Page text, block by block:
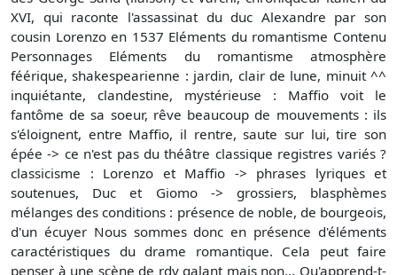
XVI, qui raconte l'assassinat du duc Alexandre par son
cousin Lorenzo en 1537 Eléments du romantisme Contenu
Personnages Eléments du romantisme atmosphère
féérique, shakespearienne : jardin, clair de lune, minuit ^^
inquiétante, clandestine, mystérieuse : Maffio voit le
fantôme de sa soeur, rêve beaucoup de mouvements : ils
s'éloignent, entre Maffio, il rentre, saute sur lui, tire son
épée -> ce n'est pas du théâtre classique registres variés ?
classicisme : Lorenzo et Maffio -> phrases lyriques et
soutenues, Duc et Giomo -> grossiers, blasphèmes
mélanges des conditions : présence de noble, de bourgeois,
d'un écuyer Nous sommes donc en présence d'éléments
caractéristiques du drame romantique. Cela peut faire
penser à une scène de rdv galant mais non... Qu'apprend-t-